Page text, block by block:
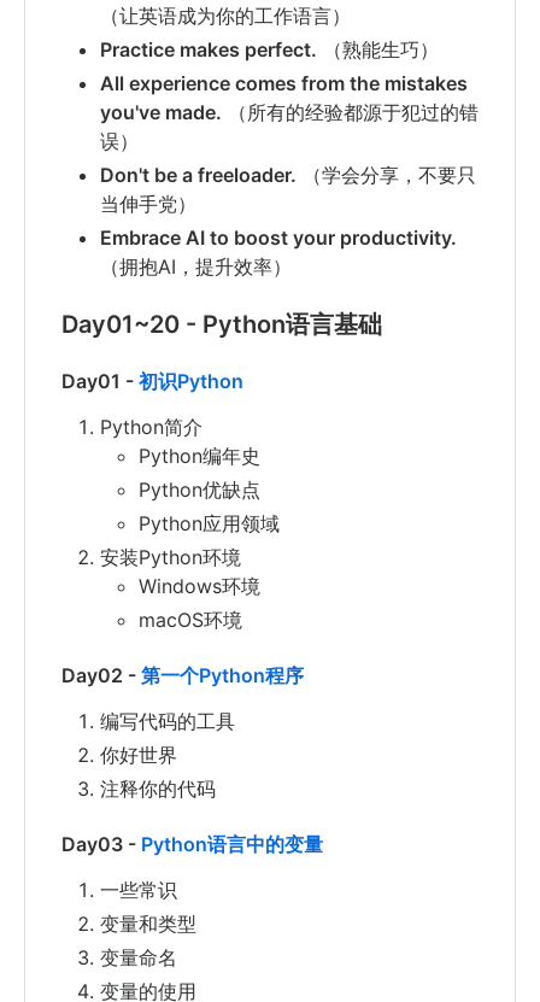
（让英语成为你的工作语言）
Practice makes perfect. （熟能生巧）
All experience comes from the mistakes
you've made. （所有的经验都源于犯过的错
误）
Don't be a freeloader. （学会分享，不要只
当伸手党）
Embrace AI to boost your productivity.
（拥抱AI，提升效率）
Day01~20 - Python语言基础
Day01 - 初识Python
Python简介
Python编年史
Python优缺点
Python应用领域
安装Python环境
Windows环境
macOS环境
Day02 - 第一个Python程序
编写代码的工具
你好世界
注释你的代码
Day03 - Python语言中的变量
一些常识
变量和类型
变量命名
变量的使用